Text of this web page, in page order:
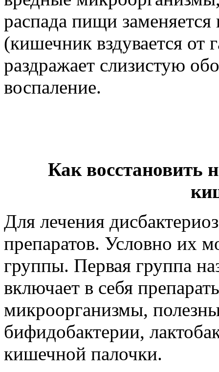
распада пищи
(кишечник вздувается от
раздражает слизистую
воспаление.
Как восстановить
Для лечения
препаратов. Условно их
группы. Первая группа
включает в себя
микроорганизмы,
бифидобактерии,
кишечной палочки.